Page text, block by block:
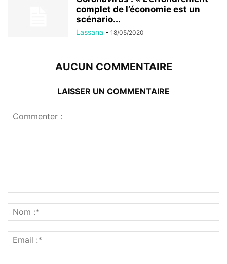
complet de l’économie est un
scénario...
Lassana - 18/05/2020
AUCUN COMMENTAIRE
LAISSER UN COMMENTAIRE